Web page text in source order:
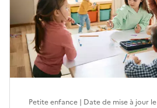
Petite enfance | Date de mise à jour le